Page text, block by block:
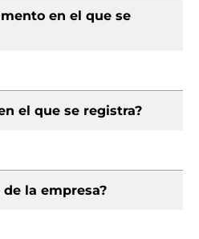
en el que se
el que se registra?
la empresa?